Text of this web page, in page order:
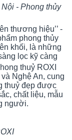
- Phong thủy
thương hiệu’’ -
phong thủy
khối, là những
lọc kỹ càng
thuỷ ROXI
Nghệ An, cung
thuỷ đẹp được
chất liệu, mẫu
người.